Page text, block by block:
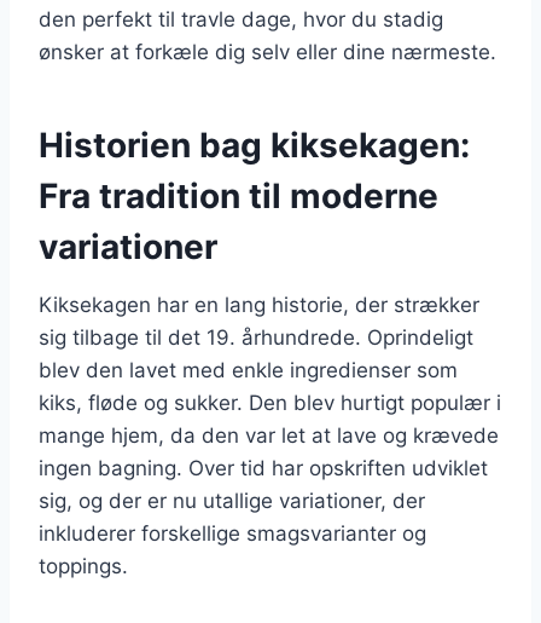
den perfekt til travle dage, hvor du stadig
ønsker at forkæle dig selv eller dine nærmeste.
Historien bag kiksekagen:
Fra tradition til moderne
variationer
Kiksekagen har en lang historie, der strækker
sig tilbage til det 19. århundrede. Oprindeligt
blev den lavet med enkle ingredienser som
kiks, fløde og sukker. Den blev hurtigt populær i
mange hjem, da den var let at lave og krævede
ingen bagning. Over tid har opskriften udviklet
sig, og der er nu utallige variationer, der
inkluderer forskellige smagsvarianter og
toppings.